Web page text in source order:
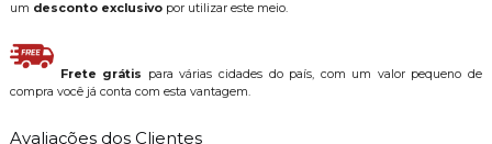
um desconto exclusivopor utilizar este meio.
Frete grátis para várias cidades do país, com um valor pequeno de
compra você já conta com esta vantagem.
Avaliações dos Clientes